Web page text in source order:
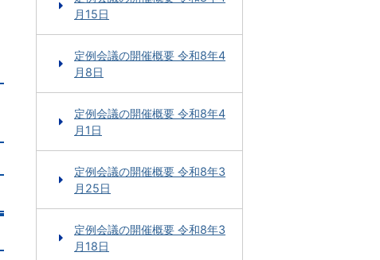
月15日
定例会議の開催概要 令和8年4
月8日
定例会議の開催概要 令和8年4
月1日
定例会議の開催概要 令和8年3
月25日
定例会議の開催概要 令和8年3
月18日